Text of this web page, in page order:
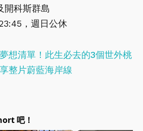
開科斯群島
，週日公休
想清單！此生必去的3個世外桃
整片蔚藍海岸線
吧！